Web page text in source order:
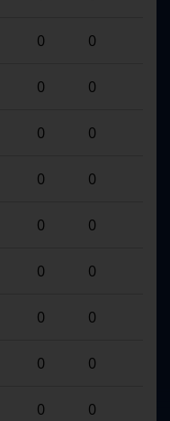
0 0
0 0
0 0
0 0
0 0
0 0
0 0
0 0
0 0